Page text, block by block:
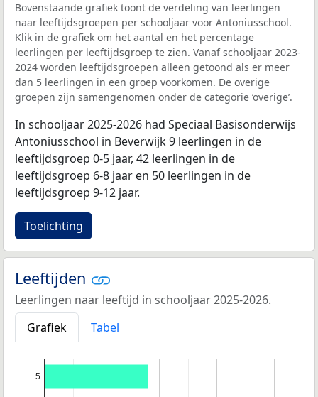
Bovenstaande grafiek toont de verdeling van leerlingen
naar leeftijdsgroepen per schooljaar voor Antoniusschool.
Klik in de grafiek om het aantal en het percentage
leerlingen per leeftijdsgroep te zien. Vanaf schooljaar 2023-
2024 worden leeftijdsgroepen alleen getoond als er meer
dan 5 leerlingen in een groep voorkomen. De overige
groepen zijn samengenomen onder de categorie ‘overige’.
In schooljaar 2025-2026 had Speciaal Basisonderwijs
Antoniusschool in Beverwijk 9 leerlingen in de
leeftijdsgroep 0-5 jaar, 42 leerlingen in de
leeftijdsgroep 6-8 jaar en 50 leerlingen in de
leeftijdsgroep 9-12 jaar.
Toelichting
Leeftijden
Leerlingen naar leeftijd in schooljaar 2025-2026.
Grafiek
Tabel
5